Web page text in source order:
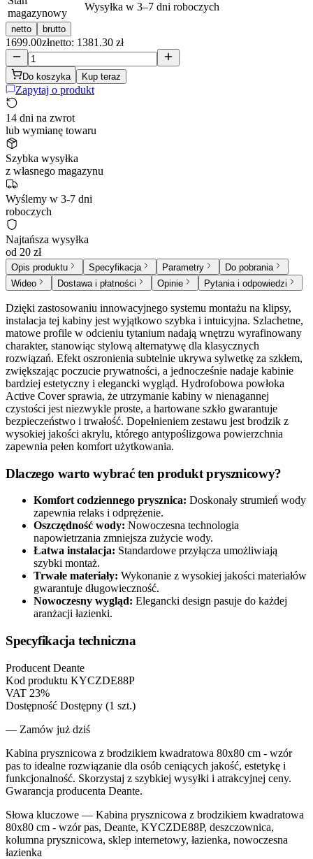
magazynowy
Wysyłka w 3–7 dni roboczych
netto brutto
1699.00złnetto: 1381.30 zł
Do koszyka Kup teraz
Zapytaj o produkt
14 dni na zwrot
lub wymianę towaru
Szybka wysyłka
z własnego magazynu
Wyślemy w 3-7 dni
roboczych
Najtańsza wysyłka
od 20 zł
Opis produktu Specyfikacja Parametry
Do pobrania
Wideo
Dostawa i płatności Opinie Pytania i odpowiedzi
Dzięki zastosowaniu innowacyjnego systemu montażu na klipsy,
instalacja tej kabiny jest wyjątkowo szybka i intuicyjna. Szlachetne,
matowe profile w odcieniu tytanium nadają wnętrzu wyrafinowany
charakter, stanowiąc stylową alternatywę dla klasycznych
rozwiązań. Efekt oszronienia subtelnie ukrywa sylwetkę za szkłem,
zwiększając poczucie prywatności, a jednocześnie nadaje kabinie
bardziej estetyczny i elegancki wygląd. Hydrofobowa powłoka
Active Cover sprawia, że utrzymanie kabiny w nienagannej
czystości jest niezwykle proste, a hartowane szkło gwarantuje
bezpieczeństwo i trwałość. Dopełnieniem zestawu jest brodzik z
wysokiej jakości akrylu, którego antypoślizgowa powierzchnia
zapewnia pełen komfort użytkowania.
Dlaczego warto wybrać ten produkt prysznicowy?
Komfort codziennego prysznica: Doskonały strumień wody
zapewnia relaks i odprężenie.
Oszczędność wody: Nowoczesna technologia
napowietrzania zmniejsza zużycie wody.
Łatwa instalacja: Standardowe przyłącza umożliwiają
szybki montaż.
Trwałe materiały: Wykonanie z wysokiej jakości materiałów
gwarantuje długowieczność.
Nowoczesny wygląd: Elegancki design pasuje do każdej
aranżacji łazienki.
Specyfikacja techniczna
Producent Deante
Kod produktu KYCZDE88P
VAT 23%
Dostępność Dostępny (1 szt.)
— Zamów już dziś
Kabina prysznicowa z brodzikiem kwadratowa 80x80 cm - wzór
pas to idealne rozwiązanie dla osób ceniących jakość, estetykę i
funkcjonalność. Skorzystaj z szybkiej wysyłki i atrakcyjnej ceny.
Gwarancja producenta Deante.
Słowa kluczowe — Kabina prysznicowa z brodzikiem kwadratowa
80x80 cm - wzór pas, Deante, KYCZDE88P, deszczownica,
kolumna prysznicowa, sklep internetowy, łazienka, nowoczesna
łazienka